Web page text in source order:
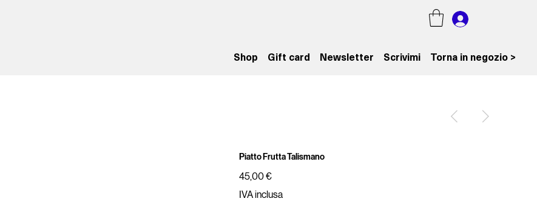
Shop Gift card Newsletter Scrivimi Torna in negozio >
Piatto Frutta Talismano
Prezzo
45,00 €
IVA inclusa